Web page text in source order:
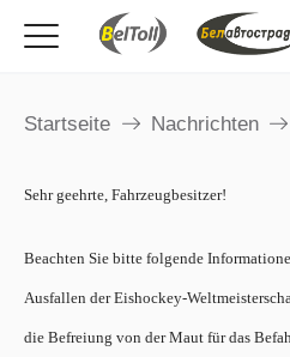
Startseite Nachrichten
Sehr geehrte, Fahrzeugbesitzer!
Beachten Sie bitte folgende
Ausfallen der Eishockey-
die Befreiung von der Maut für das